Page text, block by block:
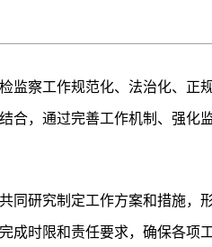
监察工作规范化、法治化、正
合，通过完善工作机制、强化
同研究制定工作方案和措施，
成时限和责任要求，确保各项